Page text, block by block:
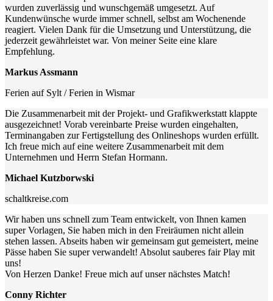
wurden zuverlässig und wunschgemäß umgesetzt. Auf
Kundenwünsche wurde immer schnell, selbst am Wochenende
reagiert. Vielen Dank für die Umsetzung und Unterstützung, die
jederzeit gewährleistet war. Von meiner Seite eine klare
Empfehlung.
Markus Assmann
Ferien auf Sylt / Ferien in Wismar
Die Zusammenarbeit mit der Projekt- und Grafikwerkstatt klappte
ausgezeichnet! Vorab vereinbarte Preise wurden eingehalten,
Terminangaben zur Fertigstellung des Onlineshops wurden erfüllt.
Ich freue mich auf eine weitere Zusammenarbeit mit dem
Unternehmen und Herrn Stefan Hormann.
Michael Kutzborwski
schaltkreise.com
Wir haben uns schnell zum Team entwickelt, von Ihnen kamen
super Vorlagen, Sie haben mich in den Freiräumen nicht allein
stehen lassen. Abseits haben wir gemeinsam gut gemeistert, meine
Pässe haben Sie super verwandelt! Absolut sauberes fair Play mit
uns!
Von Herzen Danke! Freue mich auf unser nächstes Match!
Conny Richter